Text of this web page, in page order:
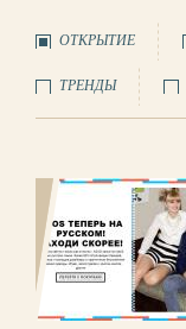
ОТКРЫТИЕ
ТРЕНДЫ